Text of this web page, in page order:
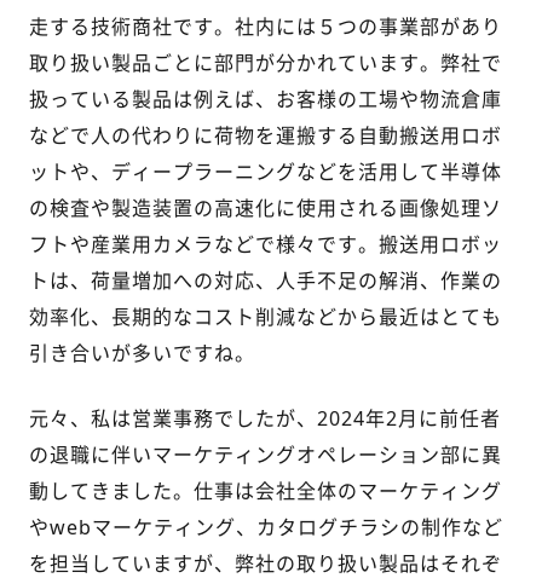
走する技術商社です。社内には５つの事業部があり
取り扱い製品ごとに部門が分かれています。弊社で
扱っている製品は例えば、お客様の工場や物流倉庫
などで人の代わりに荷物を運搬する自動搬送用ロボ
ットや、ディープラーニングなどを活用して半導体
の検査や製造装置の高速化に使用される画像処理ソ
フトや産業用カメラなどで様々です。搬送用ロボッ
トは、荷量増加への対応、人手不足の解消、作業の
効率化、長期的なコスト削減などから最近はとても
引き合いが多いですね。
元々、私は営業事務でしたが、2024年2月に前任者
の退職に伴いマーケティングオペレーション部に異
動してきました。仕事は会社全体のマーケティング
やwebマーケティング、カタログチラシの制作など
を担当していますが、弊社の取り扱い製品はそれぞ